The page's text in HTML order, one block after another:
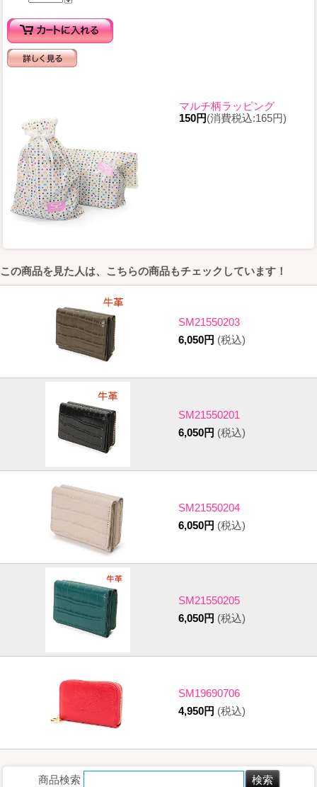
マルチ柄ラッピング
150円(消費税込:165円)
この商品を見た人は、こちらの商品もチェックしています！
SM21550203
6,050円 (税込)
SM21550201
6,050円 (税込)
SM21550204
6,050円 (税込)
SM21550205
6,050円 (税込)
SM19690706
4,950円 (税込)
商品検索